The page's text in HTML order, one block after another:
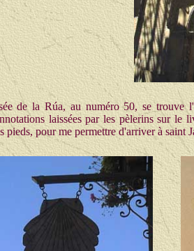
de la Rúa, au numéro 50, se trouve
laissées par les pèlerins sur
pieds, pour me permettre d'arriver à saint